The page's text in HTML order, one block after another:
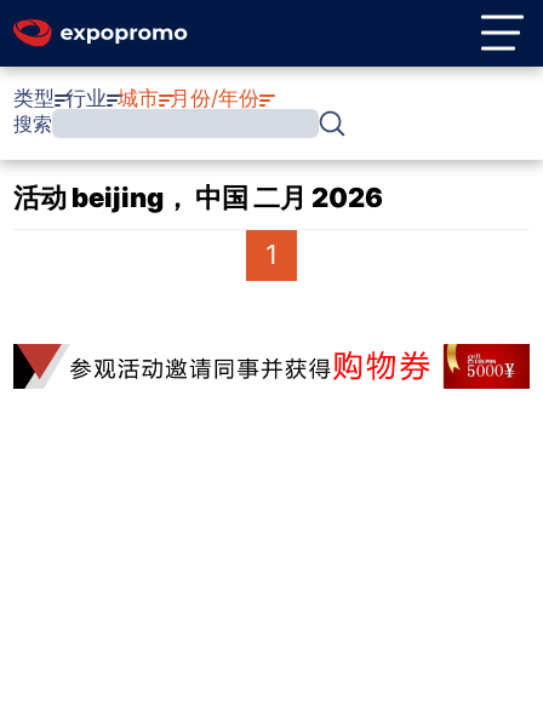
类型 行业 城市 月份/年份
搜索
活动 beijing， 中国 二月 2026
1